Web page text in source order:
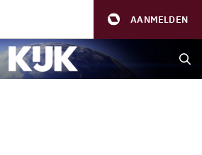
AANMELDEN